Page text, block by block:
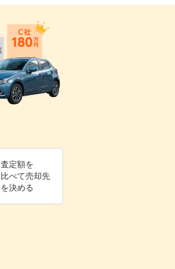
査定額を
比べて売却先
を決める